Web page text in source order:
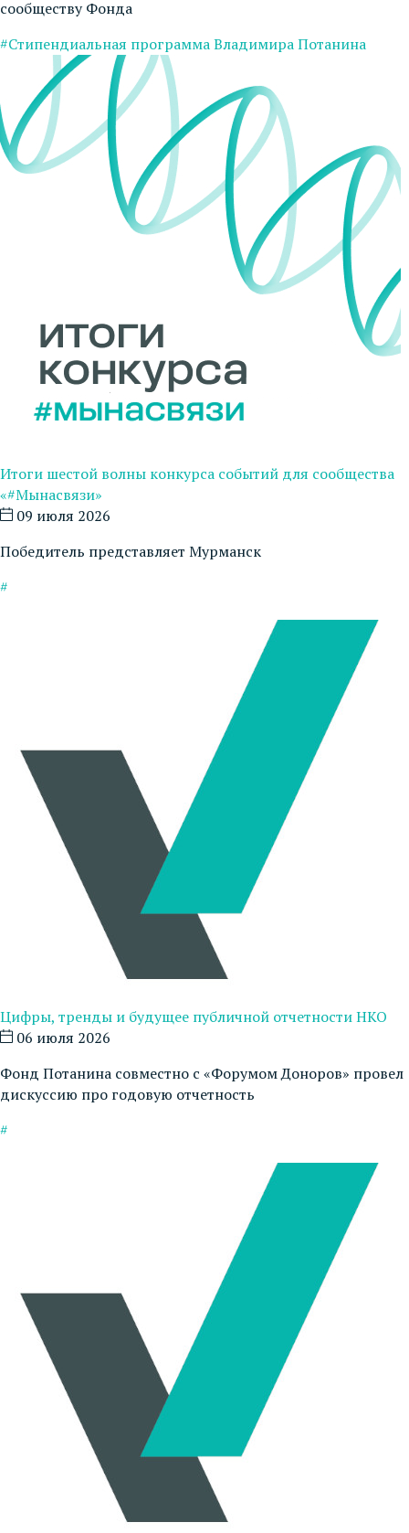
сообществу Фонда
#Стипендиальная программа Владимира Потанина
Итоги шестой волны конкурса событий для сообщества
«#Мынасвязи»
09 июля 2026
Победитель представляет Мурманск
#
Цифры, тренды и будущее публичной отчетности НКО
06 июля 2026
Фонд Потанина совместно с «Форумом Доноров» провел
дискуссию про годовую отчетность
#